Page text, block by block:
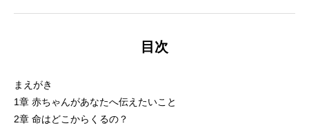
目次
まえがき
1章 赤ちゃんがあなたへ伝えたいこと
2章 命はどこからくるの？